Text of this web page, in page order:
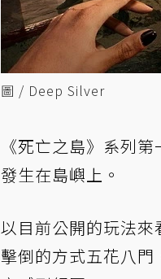
圖 / Deep Silver
《死亡之島》系列
發生在島嶼上。
以目前公開的玩法
擊倒的方式五花八